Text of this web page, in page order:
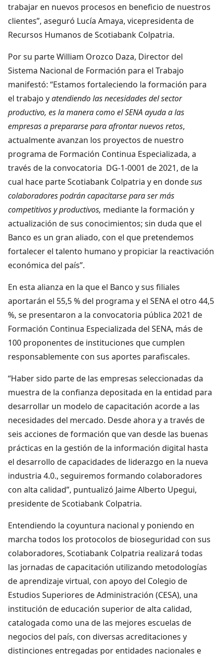
trabajar en nuevos procesos en beneficio de nuestros
clientes”, aseguró Lucía Amaya, vicepresidenta de
Recursos Humanos de Scotiabank Colpatria.
Por su parte William Orozco Daza, Director del
Sistema Nacional de Formación para el Trabajo
manifestó: “Estamos fortaleciendo la formación para
el trabajo yatendiendo las necesidades del sector
productivo, es la manera como el SENA ayuda a las
empresas a prepararse para afrontar nuevos retos,
actualmente avanzan los proyectos de nuestro
programa de Formación Continua Especializada, a
través de la convocatoria DG-1-0001 de 2021, de la
cual hace parte Scotiabank Colpatria y en dondesus
colaboradores podrán capacitarse para ser más
competitivos y productivos, mediante la formación y
actualización de sus conocimientos; sin duda que el
Banco es un gran aliado, con el que pretendemos
fortalecer el talento humano y propiciar la reactivación
económica del país”.
En esta alianza en la que el Banco y sus filiales
aportarán el 55,5 % del programa y el SENA el otro 44,5
%, se presentaron a la convocatoria pública 2021 de
Formación Continua Especializada del SENA, más de
100 proponentes de instituciones que cumplen
responsablemente con sus aportes parafiscales.
“Haber sido parte de las empresas seleccionadas da
muestra de la confianza depositada en la entidad para
desarrollar un modelo de capacitación acorde a las
necesidades del mercado. Desde ahora y a través de
seis acciones de formación que van desde las buenas
prácticas en la gestión de la información digital hasta
el desarrollo de capacidades de liderazgo en la nueva
industria 4.0., seguiremos formando colaboradores
con alta calidad”, puntualizó Jaime Alberto Upegui,
presidente de Scotiabank Colpatria.
Entendiendo la coyuntura nacional y poniendo en
marcha todos los protocolos de bioseguridad con sus
colaboradores, Scotiabank Colpatria realizará todas
las jornadas de capacitación utilizando metodologías
de aprendizaje virtual, con apoyo del Colegio de
Estudios Superiores de Administración (CESA), una
institución de educación superior de alta calidad,
catalogada como una de las mejores escuelas de
negocios del país, con diversas acreditaciones y
distinciones entregadas por entidades nacionales e